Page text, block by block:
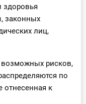
здоровья
законных
лиц,
возможных рисков,
по
отнесенная к